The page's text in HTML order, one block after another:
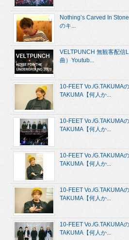
Nothing’s Carved In
のキ...
VELTPUNCH 無観客配信
曲）Youtub...
10-FEET Vo./G.TAKUMA
TAKUMA【何人か...
10-FEET Vo./G.TAKUMA
TAKUMA【何人か...
10-FEET Vo./G.TAKUMA
TAKUMA【何人か...
10-FEET Vo./G.TAKUMA
TAKUMA【何人か...
10-FEET Vo./G.TAKUMA
TAKUMA【何人か...